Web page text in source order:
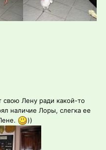
свою Лену ради какой-то
наличие Лоры, слегка ее
))